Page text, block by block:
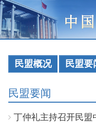
民盟概况 民盟要
民盟要闻
丁仲礼主持召开民盟